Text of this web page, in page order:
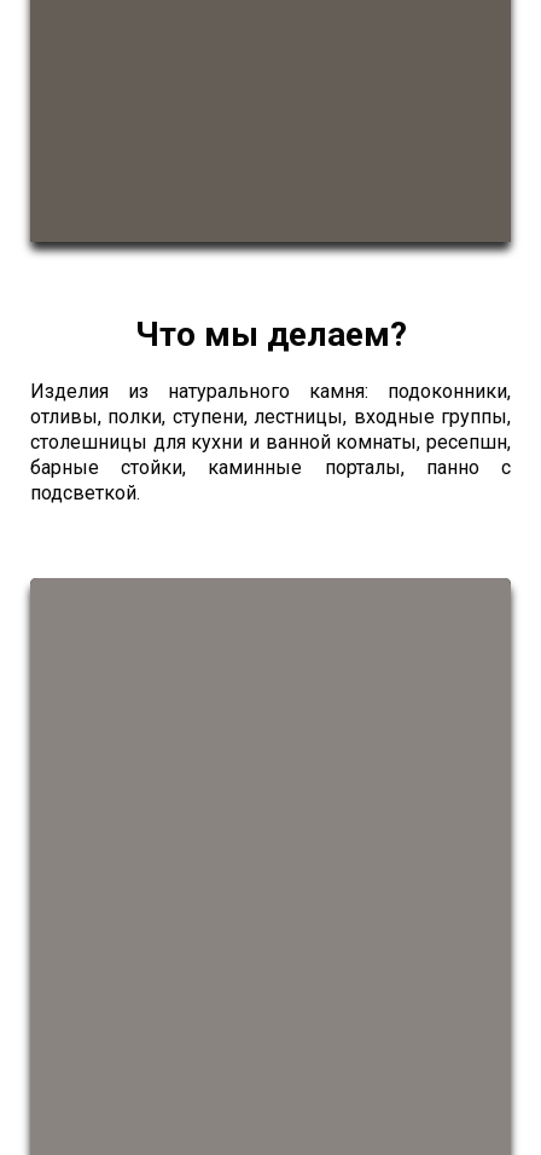
Что мы делаем?
Изделия из натурального камня: подоконники,
отливы, полки, ступени, лестницы, входные группы,
столешницы для кухни и ванной комнаты, ресепшн,
барные стойки, каминные порталы, панно с
подсветкой.